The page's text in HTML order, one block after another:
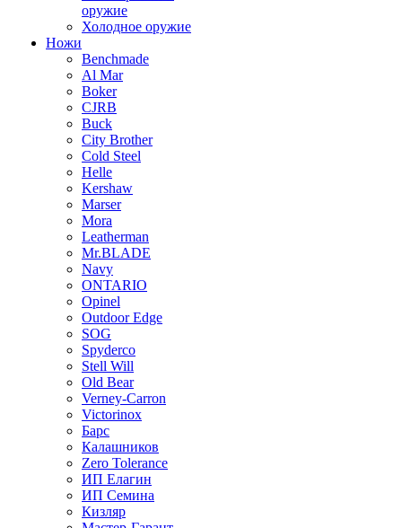
оружие
Холодное оружие
Ножи
Benchmade
Al Mar
Boker
CJRB
Buck
City Brother
Cold Steel
Helle
Kershaw
Marser
Mora
Leatherman
Mr.BLADE
Navy
ONTARIO
Opinel
Outdoor Edge
SOG
Spyderco
Stell Will
Old Bear
Verney-Carron
Victorinox
Барс
Калашников
Zero Tolerance
ИП Елагин
ИП Семина
Кизляр